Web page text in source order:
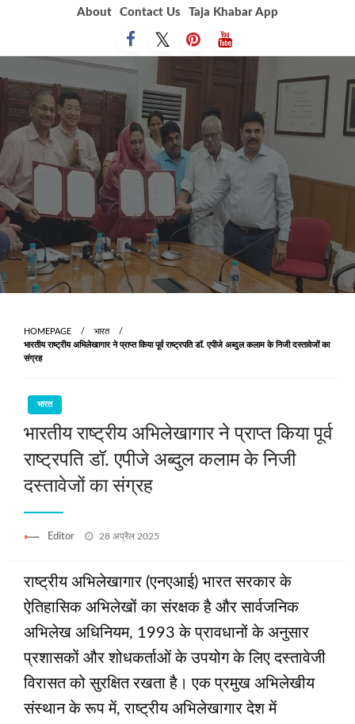
About Contact Us Taja Khabar App
HOMEPAGE
भारत
भारतीय राष्ट्रीय अभिलेखागार ने प्राप्त किया पूर्व राष्ट्रपति डॉ. एपीजे अब्दुल कलाम के निजी दस्‍तावेजों का
संग्रह
भारत
भारतीय राष्ट्रीय अभिलेखागार ने प्राप्त किया पूर्व
राष्ट्रपति डॉ. एपीजे अब्दुल कलाम के निजी
दस्‍तावेजों का संग्रह
Editor
Posted
28 अप्रैल 2025
राष्ट्रीय अभिलेखागार (एनएआई) भारत सरकार के
ऐतिहासिक अभिलेखों का संरक्षक है और सार्वजनिक
अभिलेख अधिनियम, 1993 के प्रावधानों के अनुसार
प्रशासकों और शोधकर्ताओं के उपयोग के लिए दस्तावेजी
विरासत को सुरक्षित रखता है। एक प्रमुख अभिलेखीय
संस्थान के रूप में, राष्ट्रीय अभिलेखागार देश में